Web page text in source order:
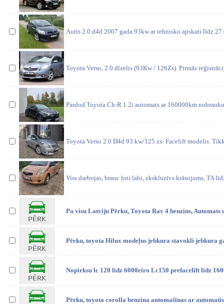
Auris 2.0 d4d 2007 gada 93kw ar tehnisko apskati līdz
Toyota Verso, 2.0 dīzelis (93Kw / 126Zs). Pirmās
Pardod Toyota Ch-R 1.2i automats ar 160000km
Toyota Verso 2.0 D4d 93 kw/125 zs- Facelift modelis.
Viss darbojas, brauc ļoti labi, ekskluzīvs krāsojums, TA
Pa visu Latviju Pērku, Toyota Rav 4 benzins, Automats
Pērku, toyota Hilux modeļus jebkura stavokli jebkura
Nopirksu lc 120 lidz 6000eiro Lc150 prefacelift lidz
Pērku, toyota corolla benzina automašīnas ar